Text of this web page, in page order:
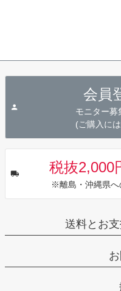
会員
モニター募
(ご購入に
税抜2,000
※離島・沖縄県へ
送料とお